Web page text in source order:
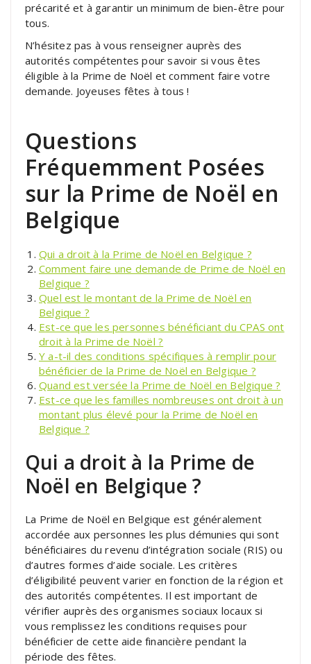
précarité et à garantir un minimum de bien-être pour
tous.
N’hésitez pas à vous renseigner auprès des
autorités compétentes pour savoir si vous êtes
éligible à la Prime de Noël et comment faire votre
demande. Joyeuses fêtes à tous !
Questions
Fréquemment Posées
sur la Prime de Noël en
Belgique
Qui a droit à la Prime de Noël en Belgique ?
Comment faire une demande de Prime de Noël en
Belgique ?
Quel est le montant de la Prime de Noël en
Belgique ?
Est-ce que les personnes bénéficiant du CPAS ont
droit à la Prime de Noël ?
Y a-t-il des conditions spécifiques à remplir pour
bénéficier de la Prime de Noël en Belgique ?
Quand est versée la Prime de Noël en Belgique ?
Est-ce que les familles nombreuses ont droit à un
montant plus élevé pour la Prime de Noël en
Belgique ?
Qui a droit à la Prime de
Noël en Belgique ?
La Prime de Noël en Belgique est généralement
accordée aux personnes les plus démunies qui sont
bénéficiaires du revenu d’intégration sociale (RIS) ou
d’autres formes d’aide sociale. Les critères
d’éligibilité peuvent varier en fonction de la région et
des autorités compétentes. Il est important de
vérifier auprès des organismes sociaux locaux si
vous remplissez les conditions requises pour
bénéficier de cette aide financière pendant la
période des fêtes.